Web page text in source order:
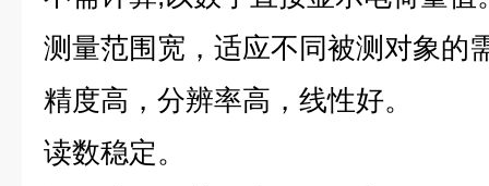
测量范围宽，适应不同被测对象的
精度高，分辨率高，线性好。
读数稳定。